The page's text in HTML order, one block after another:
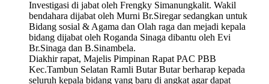
Investigasi di jabat oleh Frengky Simanungkalit. Wakil
bendahara dijabat oleh Murni Br.Siregar sedangkan untuk
Bidang sosial & Agama dan Olah raga dan mejadi kepala
bidang dijabat oleh Roganda Sinaga dibantu oleh Evi
Br.Sinaga dan B.Sinambela.
Diakhir rapat, Majelis Pimpinan Rapat PAC PBB
Kec.Tambun Selatan Ramli Butar Butar berharap kepada
seluruh kepala bidang yang baru di angkat agar dapat